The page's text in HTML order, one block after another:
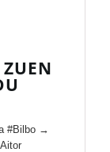
#Bilbo →